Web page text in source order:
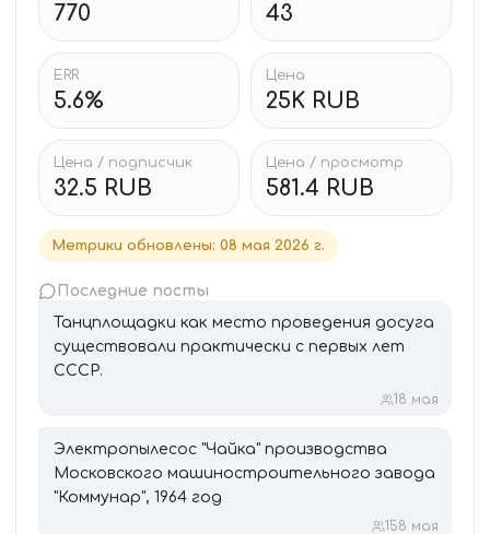
770 43
ERR
5.6%
Цена
25K RUB
Цена / подписчик
32.5 RUB
Цена / просмотр
581.4 RUB
Метрики обновлены: 08 мая 2026 г.
Последние посты
Танцплощадки как место проведения досуга
существовали практически с первых лет
СССР.
1 8 мая
Электропылесос "Чайка" производства
Московского машиностроительного завода
"Коммунар", 1964 год
158 мая